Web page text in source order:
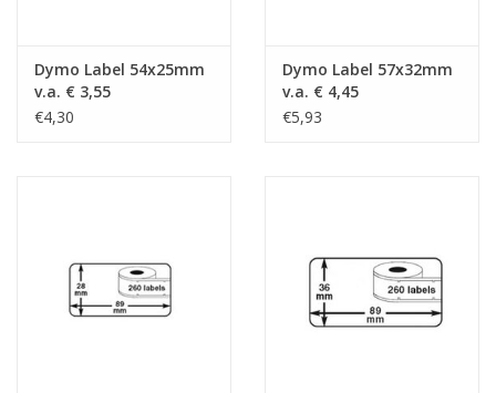
Dymo Label 54x25mm
v.a. € 3,55
€4,30
Dymo Label 57x32mm
v.a. € 4,45
€5,93